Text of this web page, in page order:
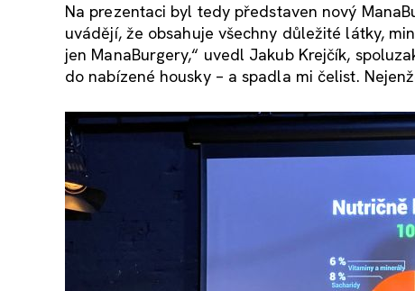
Na prezentaci byl tedy představen nový
uvádějí, že obsahuje všechny důležité látky,
jen ManaBurgery,“ uvedl Jakub Krejčík,
do nabízené housky – a spadla mi čelist.